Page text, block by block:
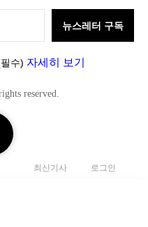
최신기사 로그인
뉴스레터 구독
수) 자세히 보기
reserved.